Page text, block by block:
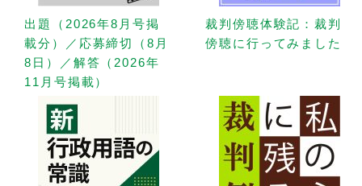
出題（2026年8月号掲
載分）／応募締切（8月
8日）／解答（2026年
11月号掲載）
裁判傍聴体験記：裁判
傍聴に行ってみました